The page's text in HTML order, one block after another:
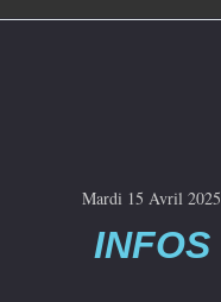
Mardi 15 Avril 2025
INFOS